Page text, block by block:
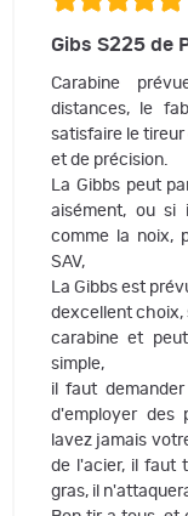
Gibs S225 de
Carabine
distances, le
satisfaire le tireur
et de précision.
La Gibbs peut
aisément, ou si
comme la noix,
SAV,
La Gibbs est
dexcellent choix,
carabine et
simple,
il faut
d'employer des
lavez jamais
de l'acier, il faut
gras, il